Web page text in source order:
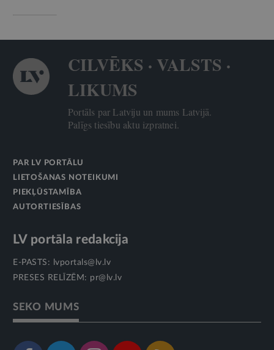
CILVĒKS · VALSTS ·
LIKUMS
Portāls par Latviju un mums Latvijā.
Palīgs tiesību aktu izpratnei.
PAR LV PORTĀLU
LIETOŠANAS NOTEIKUMI
PIEKĻŪSTAMĪBA
AUTORTIESĪBAS
LV portāla redakcija
E-PASTS:
lvportals@lv.lv
PRESES RELĪZĒM: pr@lv.lv
SEKO MUMS